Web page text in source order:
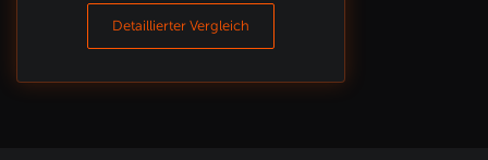
Detaillierter Vergleich